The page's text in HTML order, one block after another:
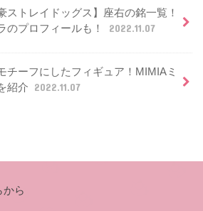
ストレイドッグス】座右の銘一覧！
のプロフィールも！
2022.11.07
チーフにしたフィギュア！MIMIAミ
紹介 2022.11.07
から